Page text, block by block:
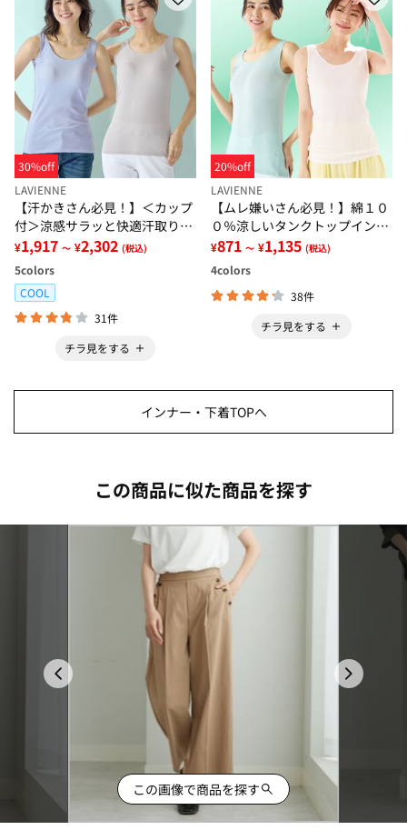
30%off
LAVIENNE
【汗かきさん必見！】＜カップ
付＞涼感サラッと快適汗取りタ
ンクトップインナー＜さらりラ
ボ＞
¥1,917 ～ ¥2,302 (税込)
5colors
COOL
31件
チラ見をする
20%off
LAVIENNE
【ムレ嫌いさん必見！】綿１０
０％涼しいタンクトップインナ
ー＜さらりラボ＞
¥871 ～ ¥1,135 (税込)
4colors
38件
チラ見をする
インナー・下着TOPへ
この商品に似た商品を探す
この画像で商品を探す